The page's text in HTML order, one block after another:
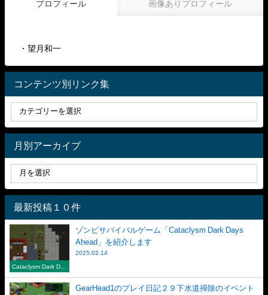
プロフィール 画像ありプロフィール
・望月和一
コンテンツ別リンク集
月別アーカイブ
最新投稿１０件
Cataclysm Dark Day
ゾンビサバイバルゲーム「Cataclysm Dark Days
Ahead」を紹介します
2025.02.14
GearHead1のプレイ日記２９下水道掃除のイベント